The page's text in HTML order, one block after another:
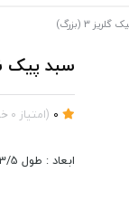
3 (بزرگ)
سبد پیک نیک
(امتیاز 0
ابعاد : طول 43/5 عرض 33 و ارتفاع 40 سانتیمتر ، وزن : 1560 گرم